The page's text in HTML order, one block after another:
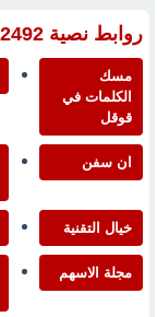
روابط نصية AA2492
مسك
الكلمات في
قوقل
ان سفن
خيال التقنية
مجلة الاسهم